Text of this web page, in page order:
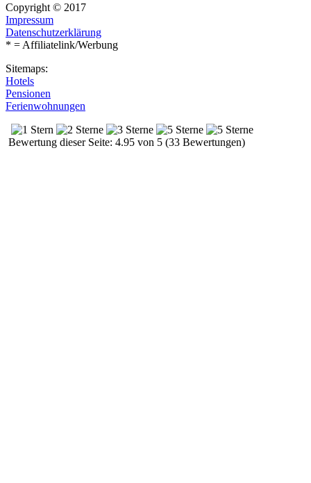
Copyright © 2017
Impressum
Datenschutzerklärung
* = Affiliatelink/Werbung
Sitemaps:
Hotels
Pensionen
Ferienwohnungen
Bewertung dieser Seite: 4.95 von 5 (33 Bewertungen)